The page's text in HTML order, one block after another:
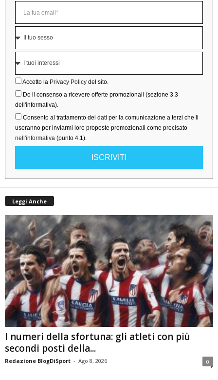
Accetto la Privacy Policy del sito.
Do il consenso a ricevere offerte promozionali (sezione 3.3
dell'informativa).
Consento al trattamento dei dati per la comunicazione a terzi che li
useranno per inviarmi loro proposte promozionali come precisato
nell'informativa (punto 4.1).
ISCRIVITI
Leggi Anche
I numeri della sfortuna: gli atleti con più
secondi posti della...
Redazione BlogDiSport - Ago 8, 2026 0